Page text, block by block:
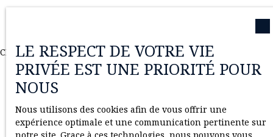
LE RESPECT DE VOTRE VIE
PRIVÉE EST UNE PRIORITÉ POUR
NOUS
Nous utilisons des cookies afin de vous offrir une
expérience optimale et une communication pertinente sur
CHATBOT